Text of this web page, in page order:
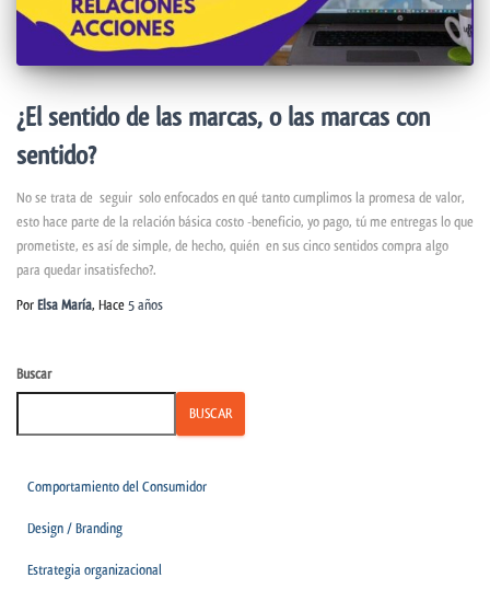
¿El sentido de las marcas, o las marcas con
sentido?
No se trata de seguir solo enfocados en qué tanto cumplimos la promesa de valor,
esto hace parte de la relación básica costo -beneficio, yo pago, tú me entregas lo que
prometiste, es así de simple, de hecho, quién en sus cinco sentidos compra algo
para quedar insatisfecho?.
PorElsa María, Hace5 años
Buscar
BUSCAR
Comportamiento del Consumidor
Design / Branding
Estrategia organizacional